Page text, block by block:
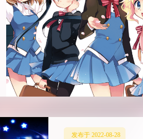
发布于 2022-08-28